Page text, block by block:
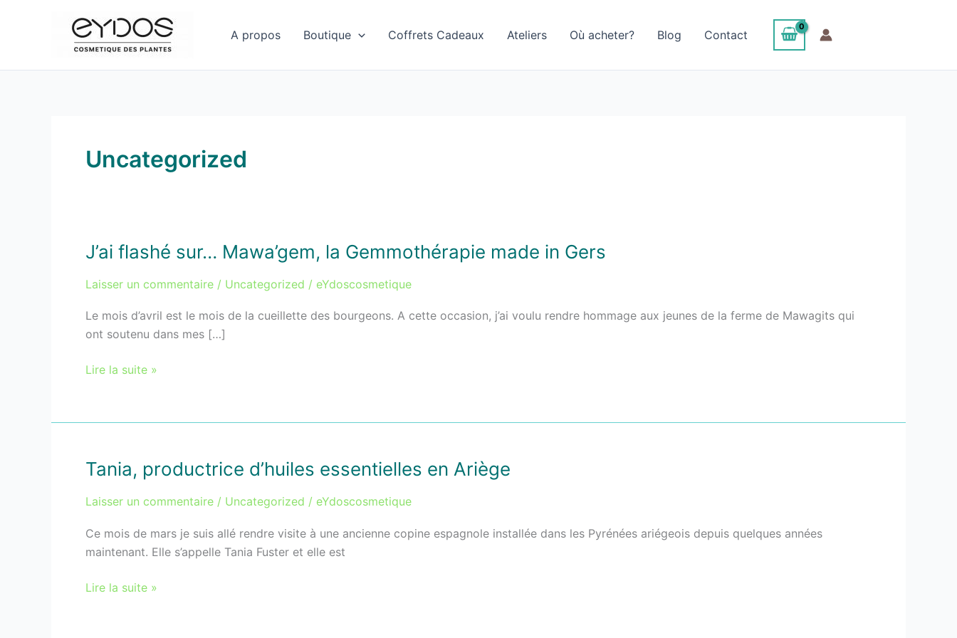
A propos Boutique Coffrets Cadeaux Ateliers Où acheter? Blog Contact
Uncategorized
J’ai flashé sur… Mawa’gem, la Gemmothérapie made in Gers
Laisser un commentaire / Uncategorized / eYdoscosmetique
Le mois d’avril est le mois de la cueillette des bourgeons. A cette occasion, j’ai voulu rendre hommage aux jeunes de la ferme de Mawagits qui
ont soutenu dans mes […]
J’ai
sur…
la
Gemmothérapie
in
Lire la suite »
Tania, productrice d’huiles essentielles en Ariège
Laisser un commentaire / Uncategorized / eYdoscosmetique
Ce mois de mars je suis allé rendre visite à une ancienne copine espagnole installée dans les Pyrénées ariégeois depuis quelques années
maintenant. Elle s’appelle Tania Fuster et elle est
Tania,
productrice
d’huiles
en
Ariège
Lire la suite »